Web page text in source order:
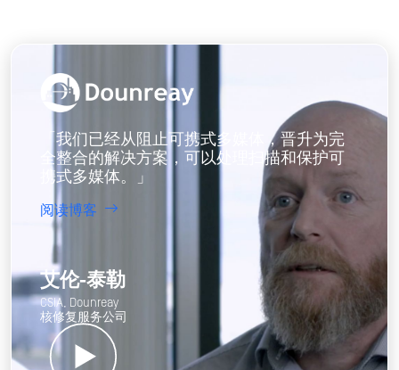
「我们已经从阻止可携式多媒体，晋升为完
全整合的解决方案，可以处理扫描和保护可
携式多媒体。」
阅读博客
艾伦-泰勒
CSIA, Dounreay
核修复服务公司